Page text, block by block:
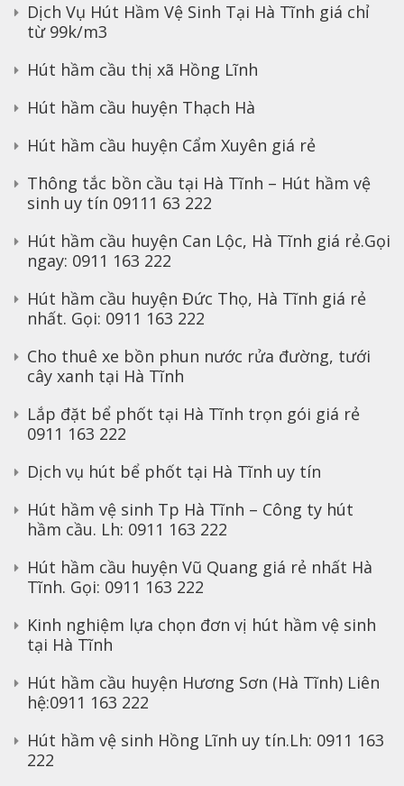
Dịch Vụ Hút Hầm Vệ Sinh Tại Hà Tĩnh giá chỉ
từ 99k/m3
Hút hầm cầu thị xã Hồng Lĩnh
Hút hầm cầu huyện Thạch Hà
Hút hầm cầu huyện Cẩm Xuyên giá rẻ
Thông tắc bồn cầu tại Hà Tĩnh – Hút hầm vệ
sinh uy tín 09111 63 222
Hút hầm cầu huyện Can Lộc, Hà Tĩnh giá rẻ.Gọi
ngay: 0911 163 222
Hút hầm cầu huyện Đức Thọ, Hà Tĩnh giá rẻ
nhất. Gọi: 0911 163 222
Cho thuê xe bồn phun nước rửa đường, tưới
cây xanh tại Hà Tĩnh
Lắp đặt bể phốt tại Hà Tĩnh trọn gói giá rẻ
0911 163 222
Dịch vụ hút bể phốt tại Hà Tĩnh uy tín
Hút hầm vệ sinh Tp Hà Tĩnh – Công ty hút
hầm cầu. Lh: 0911 163 222
Hút hầm cầu huyện Vũ Quang giá rẻ nhất Hà
Tĩnh. Gọi: 0911 163 222
Kinh nghiệm lựa chọn đơn vị hút hầm vệ sinh
tại Hà Tĩnh
Hút hầm cầu huyện Hương Sơn (Hà Tĩnh) Liên
hệ:0911 163 222
Hút hầm vệ sinh Hồng Lĩnh uy tín.Lh: 0911 163
222